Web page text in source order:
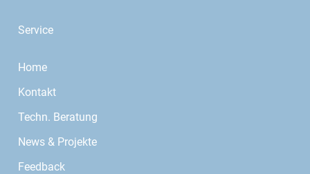
Service
Home
Kontakt
Techn. Beratung
News & Projekte
Feedback